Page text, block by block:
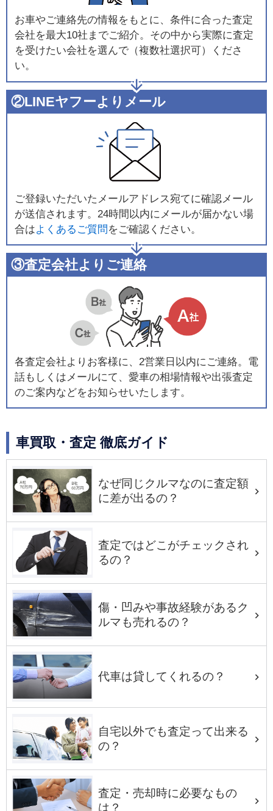
お車やご連絡先の情報をもとに、条件に合った査定
会社を最大10社までご紹介。その中から実際に査定
を受けたい会社を選んで（複数社選択可）くださ
い。
②LINEヤフーよりメール
ご登録いただいたメールアドレス宛てに確認メール
が送信されます。24時間以内にメールが届かない場
合はよくあるご質問 をご確認ください。
③査定会社よりご連絡
各査定会社よりお客様に、2営業日以内にご連絡。電
話もしくはメールにて、愛車の相場情報や出張査定
のご案内などをお知らせいたします。
車買取・査定 徹底ガイド
なぜ同じクルマなのに査定額
に差が出るの？
査定ではどこがチェックされ
るの？
傷・凹みや事故経験があるク
ルマも売れるの？
代車は貸してくれるの？
自宅以外でも査定って出来る
の？
査定・売却時に必要なもの
は？